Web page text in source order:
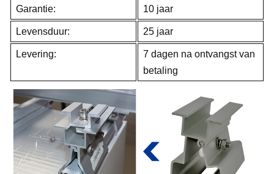
Garantie: 10 jaar
Levensduur: 25 jaar
Levering:
7 dagen na ontvangst van
betaling